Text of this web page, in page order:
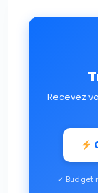
Recevez
✓ Budget